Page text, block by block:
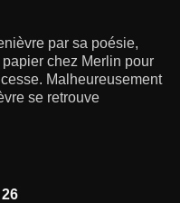
par sa poésie,
chez Merlin pour
Malheureusement
se retrouve